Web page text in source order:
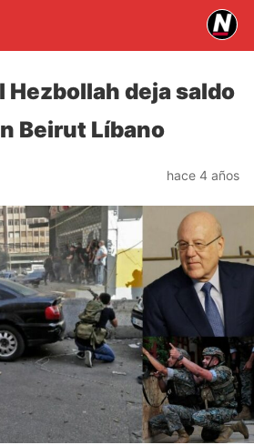
Hezbollah deja saldo
Beirut Líbano
hace 4 años